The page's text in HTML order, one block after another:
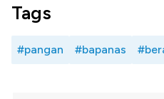
Tags
#pangan #bapanas